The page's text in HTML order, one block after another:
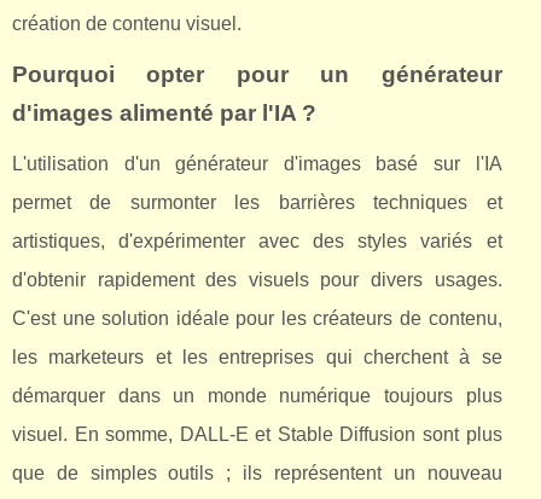
création de contenu visuel.
Pourquoi opter pour un générateur
d'images alimenté par l'IA ?
L'utilisation d'un générateur d'images basé sur l'IA
permet de surmonter les barrières techniques et
artistiques, d'expérimenter avec des styles variés et
d'obtenir rapidement des visuels pour divers usages.
C'est une solution idéale pour les créateurs de contenu,
les marketeurs et les entreprises qui cherchent à se
démarquer dans un monde numérique toujours plus
visuel. En somme, DALL-E et Stable Diffusion sont plus
que de simples outils ; ils représentent un nouveau